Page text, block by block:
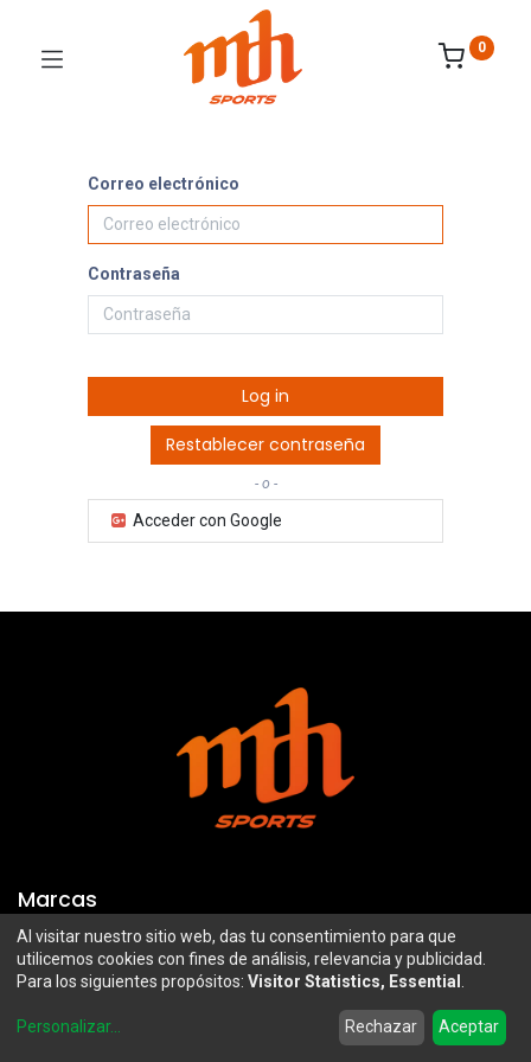
Wishlist Account
0
Correo electrónico
Contraseña
Log in
Restablecer contraseña
- o -
Acceder con Google
Marcas
Troy Lee Designs
100%
Airoh
Mazawi
SIDI
Al visitar nuestro sitio web, das tu consentimiento para que
utilicemos cookies con fines de análisis, relevancia y publicidad.
Para los siguientes propósitos: Visitor Statistics, Essential
Personalizar... Rechazar Aceptar